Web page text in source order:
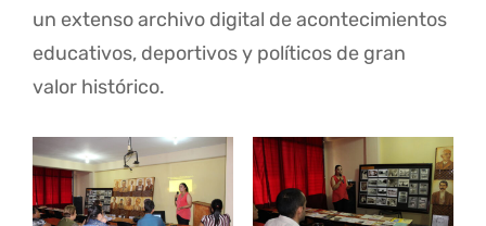
un extenso archivo digital de acontecimientos
educativos, deportivos y políticos de gran
valor histórico.